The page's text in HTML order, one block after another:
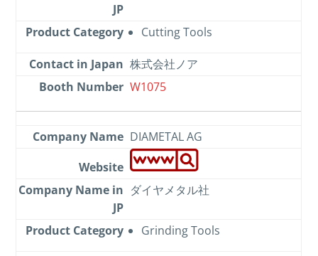
Cutting Tools
株式会社ノア
W1075
DIAMETAL AG
ダイヤメタル社
Grinding Tools